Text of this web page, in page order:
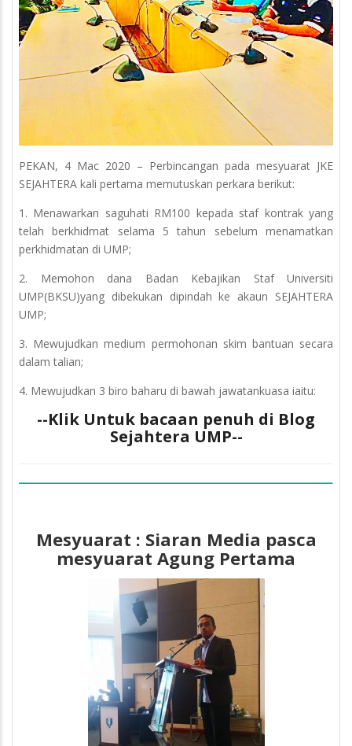
PEKAN, 4 Mac 2020 – Perbincangan pada mesyuarat JKE
SEJAHTERA kali pertama memutuskan perkara berikut:
1. Menawarkan saguhati RM100 kepada staf kontrak yang
telah berkhidmat selama 5 tahun sebelum menamatkan
perkhidmatan di UMP;
2. Memohon dana Badan Kebajikan Staf Universiti
UMP(BKSU)yang dibekukan dipindah ke akaun SEJAHTERA
UMP;
3. Mewujudkan medium permohonan skim bantuan secara
dalam talian;
4. Mewujudkan 3 biro baharu di bawah jawatankuasa iaitu:
--Klik Untuk bacaan penuh di Blog
Sejahtera UMP--
Mesyuarat : Siaran Media pasca
mesyuarat Agung Pertama